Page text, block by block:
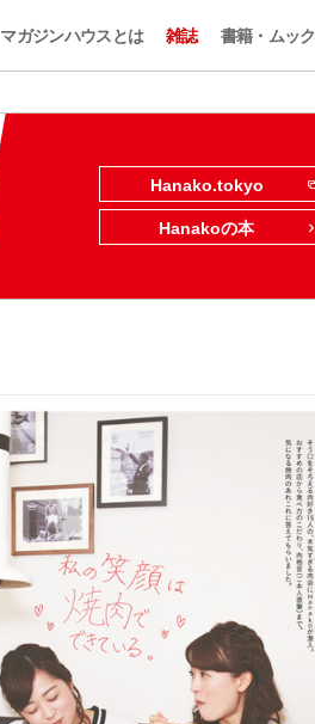
マガジンハウスとは 雑誌 書籍・ムック
Hanako.tokyo
Hanakoの本